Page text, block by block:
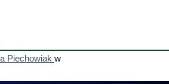
Piechowiak w